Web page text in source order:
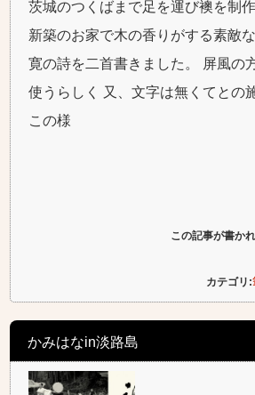
茨城のつくばまで足を運び襖を制
新築のお家で木の香りがする素敵
寛の詩を二首書きました。 屏風の
使うらしく 又、文字は無くてとの
この様
この記事が書か
カテゴリ:
かみはなin淡路島